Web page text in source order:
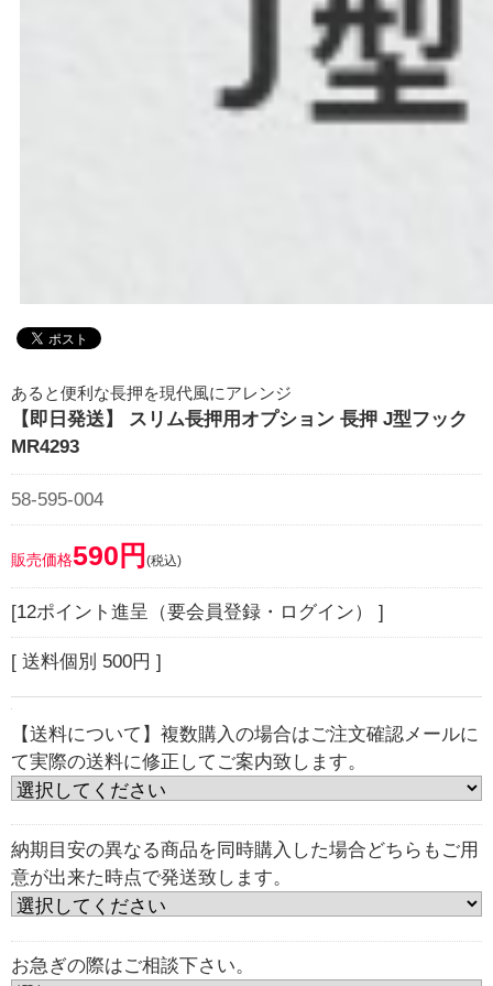
あると便利な長押を現代風にアレンジ
【即日発送】 スリム長押用オプション 長押 J型フック
MR4293
58-595-004
販売価格590円 (税込)
[12ポイント進呈（要会員登録・ログイン） ]
[ 送料個別 500円 ]
【送料について】複数購入の場合はご注文確認メールに
て実際の送料に修正してご案内致します。
納期目安の異なる商品を同時購入した場合どちらもご用
意が出来た時点で発送致します。
お急ぎの際はご相談下さい。